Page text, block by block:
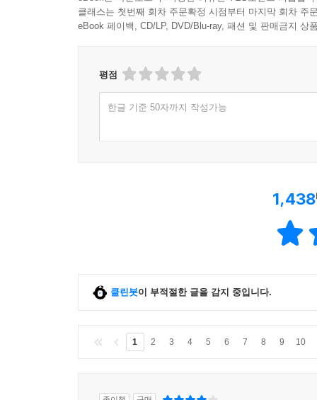
클래스는 첫번째 회차 주문확정 시점부터 마지막 회차 주
eBook 페이백, CD/LP, DVD/Blu-ray, 패션 및 판매금지 상
평점
한글 기준 50자까지 작성가능
1,438
클린봇이 부적절한 글을 감지 중입니다.
1 2 3 4 5 6 7 8 9 10